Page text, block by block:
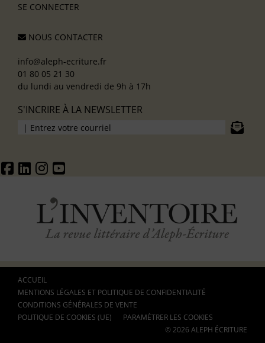
SE CONNECTER
NOUS CONTACTER
info@aleph-ecriture.fr
01 80 05 21 30
du lundi au vendredi de 9h à 17h
S'INCRIRE À LA NEWSLETTER
ACCUEIL
MENTIONS LÉGALES ET POLITIQUE DE CONFIDENTIALITÉ
CONDITIONS GÉNÉRALES DE VENTE
POLITIQUE DE COOKIES (UE)
PARAMÉTRER LES COOKIES
© 2026 ALEPH ÉCRITURE